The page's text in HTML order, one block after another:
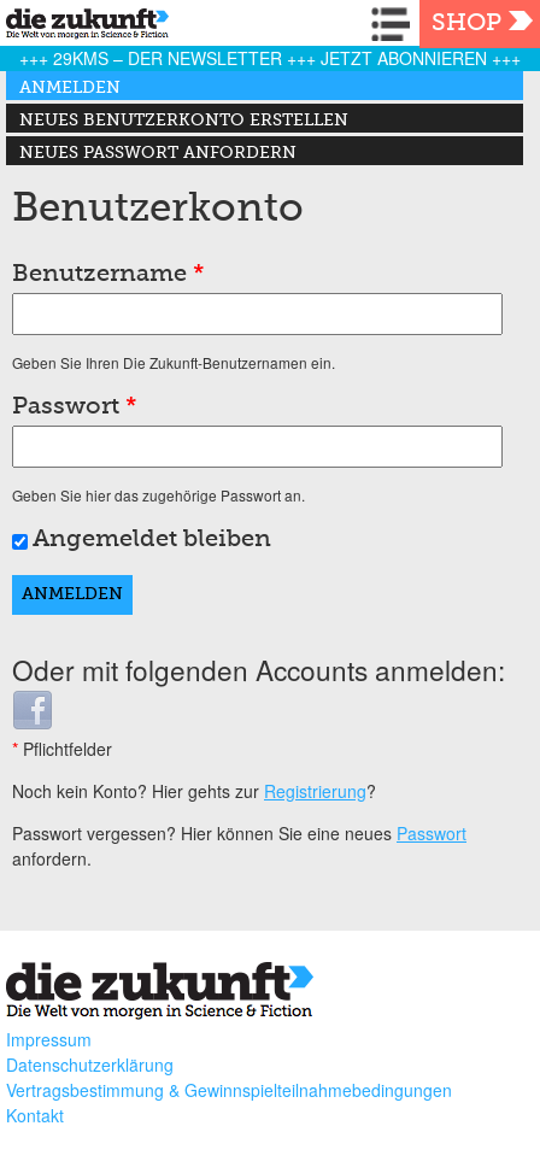
Navigation
SHOP
+++ 29KMS – DER NEWSLETTER +++ JETZT ABONNIEREN +++
Haupt-Reiter
ANMELDEN
(AKTIVER REITER)
NEUES BENUTZERKONTO ERSTELLEN
NEUES PASSWORT ANFORDERN
Benutzerkonto
Benutzername *
Geben Sie Ihren Die Zukunft-Benutzernamen ein.
Passwort *
Geben Sie hier das zugehörige Passwort an.
Angemeldet bleiben
Oder mit folgenden Accounts anmelden:
Login with Facebook
* Pflichtfelder
Noch kein Konto? Hier gehts zur Registrierung?
Passwort vergessen? Hier können Sie eine neues Passwort
anfordern.
Impressum
Datenschutzerklärung
Vertragsbestimmung & Gewinnspielteilnahmebedingungen
Kontakt